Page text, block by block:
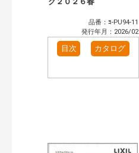
品番：ﾖ-PU94-11
発行年月：2026/02
目次 カタログ